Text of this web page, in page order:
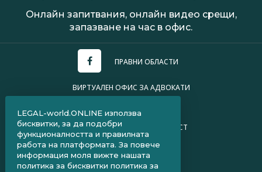
Онлайн запитвания, онлайн видео срещи,
запазване на час в офис.
ПРАВНИ ОБЛАСТИ
ВИРТУАЛЕН ОФИС ЗА АДВОКАТИ
ПОЛИТИКА ЗА ПОВЕРИТЕЛНОСТ
ЧЗВ ЗА КЛИЕНТИ
ЧЗВ ЗА АДВОКАТИ
LEGAL-world.ONLINE използва
бисквитки, за да подобри
функционалността и правилната
работа на платформата. За повече
информация моля вижте нашата
политика за бисквитки политика за